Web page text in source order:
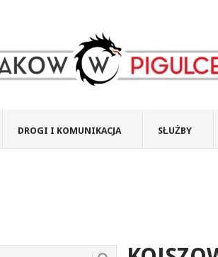
DROGI I KOMUNIKACJA SŁUŻBY